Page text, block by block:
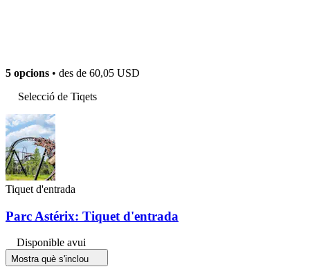
5 opcions • des de 60,05 USD
Selecció de Tiqets
Tiquet d'entrada
Parc Astérix: Tiquet d'entrada
Disponible avui
Mostra què s'inclou